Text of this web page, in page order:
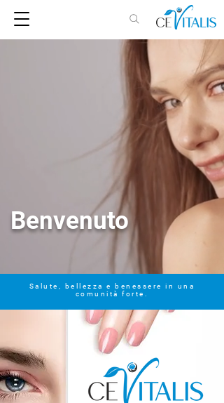
Benvenuto
Salute, bellezza e benessere in una
comunità forte.